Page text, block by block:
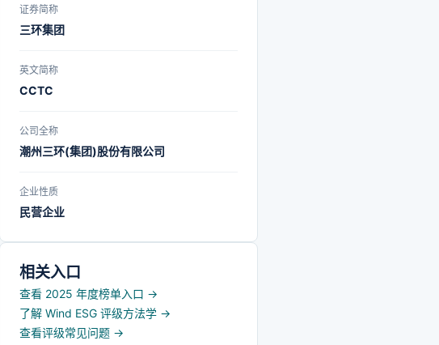
证券简称
三环集团
英文简称
CCTC
公司全称
潮州三环(集团)股份有限公司
企业性质
民营企业
相关入口
查看 2025 年度榜单入口 →
了解 Wind ESG 评级方法学 →
查看评级常见问题 →